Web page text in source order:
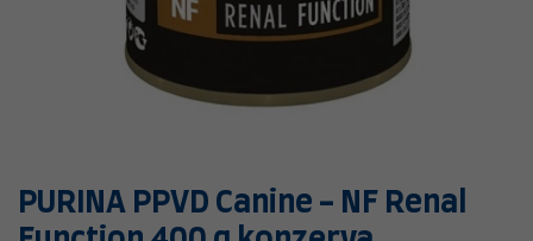
PURINA PPVD Canine - NF Renal